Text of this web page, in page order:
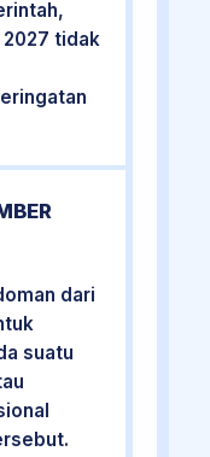
tidak
dari
suatu